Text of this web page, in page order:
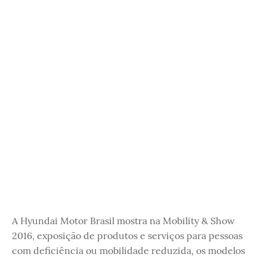
A Hyundai Motor Brasil mostra na Mobility & Show
2016, exposição de produtos e serviços para pessoas
com deficiência ou mobilidade reduzida, os modelos